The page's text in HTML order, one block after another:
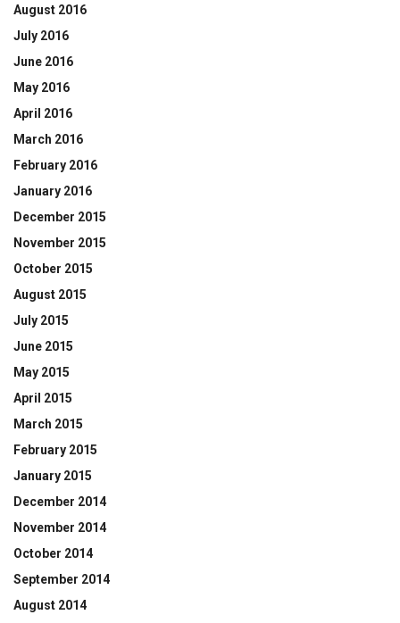
August 2016
July 2016
June 2016
May 2016
April 2016
March 2016
February 2016
January 2016
December 2015
November 2015
October 2015
August 2015
July 2015
June 2015
May 2015
April 2015
March 2015
February 2015
January 2015
December 2014
November 2014
October 2014
September 2014
August 2014